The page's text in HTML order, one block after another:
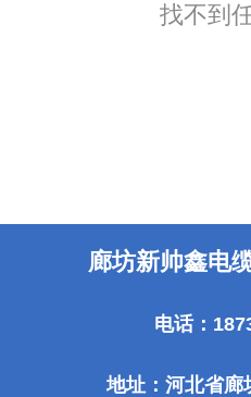
找不到
廊坊新帅鑫电
电话：
地址：河北省廊